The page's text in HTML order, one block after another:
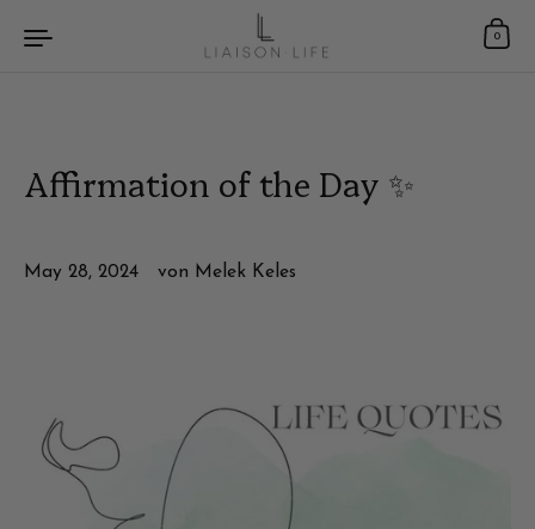
0
Affirmation of the Day ✨
May 28, 2024 von Melek Keles